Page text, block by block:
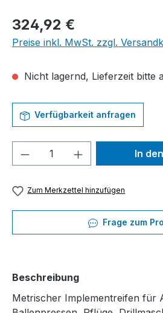
Regulärer Preis:
324,92 €
Preise inkl. MwSt. zzgl.
Nicht lagernd, Lieferzeit bitte
Verfügbarkeit anfragen
Produkt Anzahl: Gib
In
Zum Merkzettel hinzufügen
Frage zum
Beschreibung
Metrischer Implementreifen für